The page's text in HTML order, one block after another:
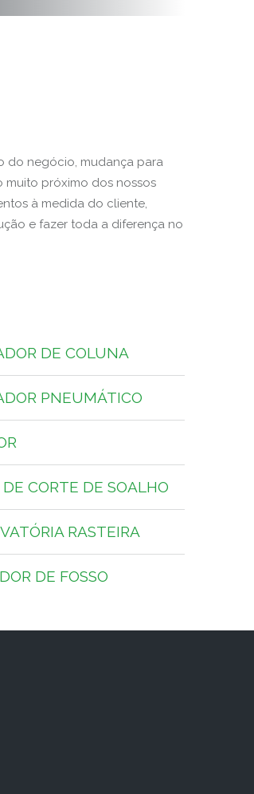
do negócio, mudança para
muito próximo dos nossos
à medida do cliente,
e fazer toda a diferença no
DE COLUNA
PNEUMÁTICO
CORTE DE SOALHO
RASTEIRA
DE FOSSO